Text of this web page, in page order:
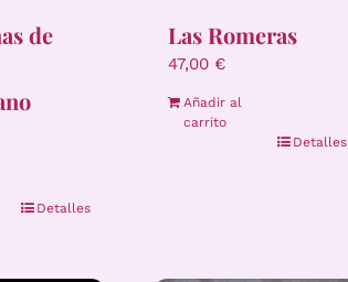
de
Detalles
Las Romeras
47,00 €
Añadir al
carrito
Detalles